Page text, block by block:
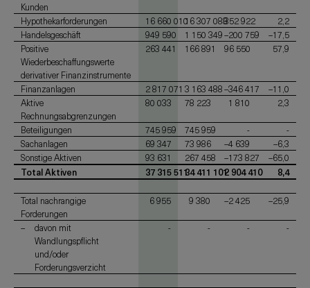
Kunden
Hypothekarforderungen 16 660 01016 307 088352 922
2,2
Handelsgeschäft
949 590 1 150 349–200 759
–17,5
Positive
Wiederbeschaffungswerte
derivativer Finanzinstrumente
263 441 166 891 96 550 57,9
Finanzanlagen 2 817 071 3 163 488–346 417
–11,0
Aktive
Rechnungsabgrenzungen
80 033 78 223 1 810 2,3
Beteiligungen 745 959 745 959 -
-
Sachanlagen
69 347 73 986 –4 639
–6,3
Sonstige Aktiven
93 631 267 458 –173 827
–65,0
Total Aktiven
37 315 51134 411 1012 904 410 8,4
Total nachrangige
Forderungen
6 955 9 380 –2 425 –25,9
davon mit
Wandlungspflicht
und/oder
Forderungsverzicht
- - - -